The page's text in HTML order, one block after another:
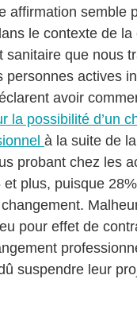
affirmation semble
le contexte de la
sanitaire que nous
personnes actives
avoir
la possibilité d’un
à la suite de
probant chez les
plus, puisque
pour effet de
suspendre leur